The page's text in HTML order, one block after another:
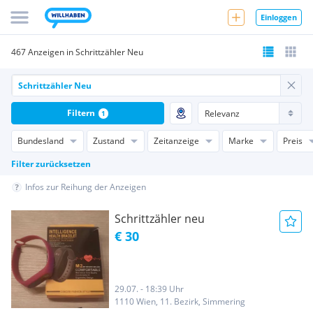
Einloggen
467 Anzeigen in Schrittzähler Neu
Bundesland Zustand Zeitanzeige Marke
Preis
Filter zurücksetzen
Filtern 1
Infos zur Reihung der Anzeigen
Schrittzähler neu
€ 30
29.07. - 18:39 Uhr
1110 Wien, 11. Bezirk, Simmering